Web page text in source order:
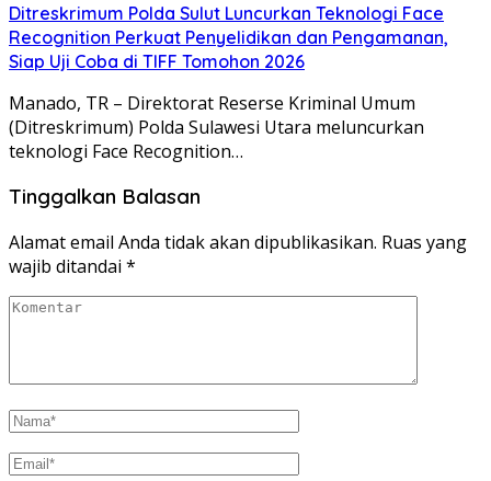
Ditreskrimum Polda Sulut Luncurkan Teknologi Face
Recognition Perkuat Penyelidikan dan Pengamanan,
Siap Uji Coba di TIFF Tomohon 2026
Manado, TR – Direktorat Reserse Kriminal Umum
(Ditreskrimum) Polda Sulawesi Utara meluncurkan
teknologi Face Recognition…
Tinggalkan Balasan
Alamat email Anda tidak akan dipublikasikan. Ruas yang
wajib ditandai *